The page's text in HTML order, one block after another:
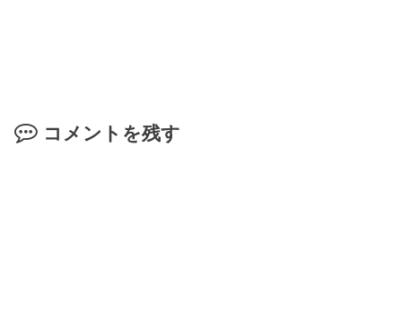
コメントを残す